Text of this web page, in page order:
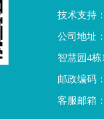
技术支持
公司地址
智慧园4栋
邮政编码
客服邮箱